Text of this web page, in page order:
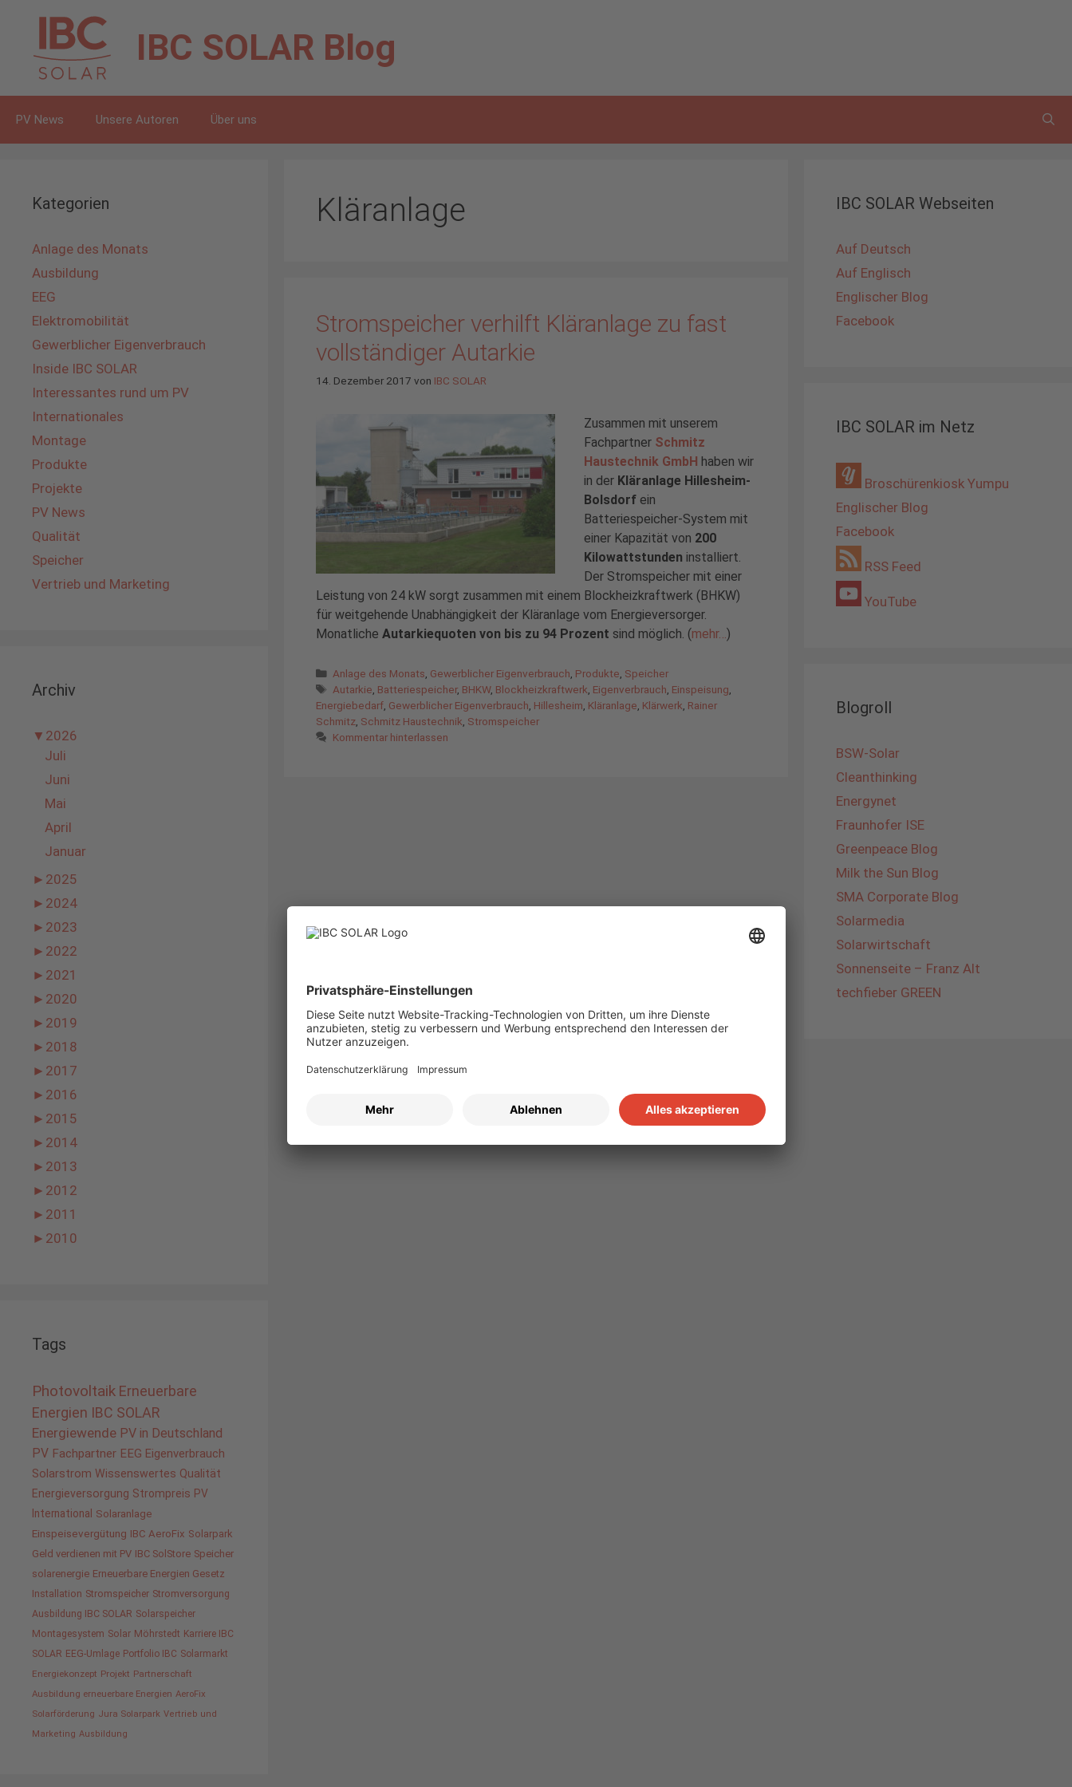
springen
IBC SOLAR Blog
PV News Unsere Autoren Über uns
Kläranlage
Stromspeicher verhilft Kläranlage zu fast
vollständiger Autarkie
14. Dezember 2017 von IBC SOLAR
Zusammen mit unserem
Fachpartner Schmitz
Haustechnik GmbH haben wir
in der Kläranlage Hillesheim-
Bolsdorf ein
Batteriespeicher-System mit
einer Kapazität von 200
Kilowattstunden installiert.
Der Stromspeicher mit einer
Leistung von 24 kW sorgt zusammen mit einem Blockheizkraftwerk (BHKW)
für weitgehende Unabhängigkeit der Kläranlage vom Energieversorger.
Monatliche Autarkiequoten von bis zu 94 Prozent sind möglich. (mehr… )
Kategorien
Anlage des Monats Gewerblicher Eigenverbrauch Produkte Speicher
Schlagwörter
Autarkie Batteriespeicher, BHKW, Blockheizkraftwerk Eigenverbrauch Einspeisung
Energiebedarf Gewerblicher Eigenverbrauch Hillesheim Kläranlage Klärwerk Rainer
Schmitz Schmitz Haustechnik Stromspeicher
Kommentar hinterlassen
Kategorien
Anlage des Monats
Ausbildung
EEG
Elektromobilität
Gewerblicher Eigenverbrauch
Inside IBC SOLAR
Interessantes rund um PV
Internationales
Montage
Produkte
Projekte
PV News
Qualität
Speicher
Vertrieb und Marketing
Archiv
▼ 2026
Juli
Juni
Mai
April
Januar
► 2025
► 2024
► 2023
► 2022
► 2021
► 2020
► 2019
► 2018
► 2017
► 2016
► 2015
► 2014
► 2013
► 2012
► 2011
► 2010
Tags
Photovoltaik Erneuerbare
Energien IBC SOLAR
Energiewende PV in Deutschland
PV Fachpartner EEG Eigenverbrauch
Solarstrom Wissenswertes Qualität
Energieversorgung Strompreis PV
International Solaranlage
Einspeisevergütung IBC AeroFix Solarpark
Geld verdienen mit PV IBC SolStore Speicher
solarenergie Erneuerbare Energien Gesetz
Installation Stromspeicher Stromversorgung
Ausbildung IBC SOLAR Solarspeicher
Montagesystem Solar Möhrstedt Karriere IBC
SOLAR EEG-Umlage Portfolio IBC Solarmarkt
Energiekonzept Projekt Partnerschaft
Ausbildung erneuerbare Energien AeroFix
Solarförderung Jura Solarpark Vertrieb und
Marketing Ausbildung
IBC SOLAR Webseiten
Auf Deutsch
Auf Englisch
Englischer Blog
Facebook
IBC SOLAR im Netz
Broschürenkiosk Yumpu
Englischer Blog
Facebook
RSS Feed
YouTube
Blogroll
BSW-Solar
Cleanthinking
Energynet
Fraunhofer ISE
Greenpeace Blog
Milk the Sun Blog
SMA Corporate Blog
Solarmedia
Solarwirtschaft
Sonnenseite – Franz Alt
techfieber GREEN